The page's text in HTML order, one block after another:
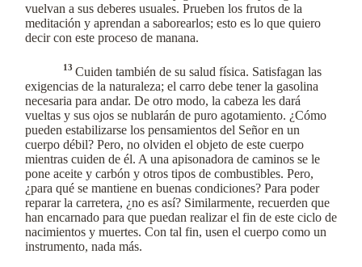
vuelvan a sus deberes usuales. Prueben los frutos de la
meditación y aprendan a saborearlos; esto es lo que quiero
decir con este proceso de manana.
13 Cuiden también de su salud física. Satisfagan las
exigencias de la naturaleza; el carro debe tener la gasolina
necesaria para andar. De otro modo, la cabeza les dará
vueltas y sus ojos se nublarán de puro agotamiento. ¿Cómo
pueden estabilizarse los pensamientos del Señor en un
cuerpo débil? Pero, no olviden el objeto de este cuerpo
mientras cuiden de él. A una apisonadora de caminos se le
pone aceite y carbón y otros tipos de combustibles. Pero,
¿para qué se mantiene en buenas condiciones? Para poder
reparar la carretera, ¿no es así? Similarmente, recuerden que
han encarnado para que puedan realizar el fin de este ciclo de
nacimientos y muertes. Con tal fin, usen el cuerpo como un
instrumento, nada más.